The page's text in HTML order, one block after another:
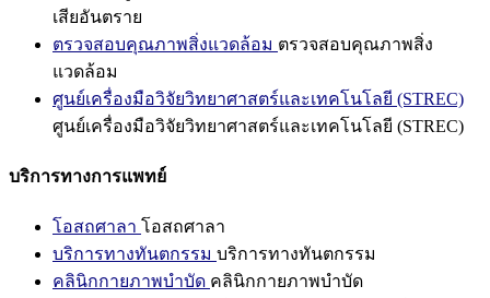
เสียอันตราย
ตรวจสอบคุณภาพสิ่งแวดล้อม ตรวจสอบคุณภาพสิ่ง
แวดล้อม
ศูนย์เครื่องมือวิจัยวิทยาศาสตร์และเทคโนโลยี (STREC)
ศูนย์เครื่องมือวิจัยวิทยาศาสตร์และเทคโนโลยี (STREC)
บริการทางการแพทย์
โอสถศาลา โอสถศาลา
บริการทางทันตกรรม บริการทางทันตกรรม
คลินิกกายภาพบำบัด คลินิกกายภาพบำบัด